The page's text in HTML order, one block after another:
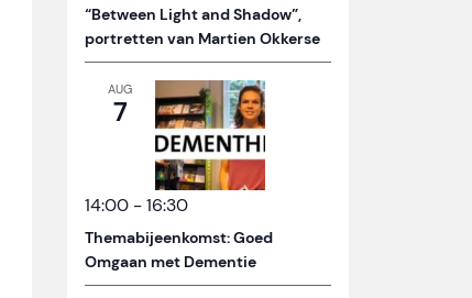
“Between Light and Shadow”,
portretten van Martien Okkerse
AUG
7
14:00 -16:30
Themabijeenkomst: Goed
Omgaan met Dementie